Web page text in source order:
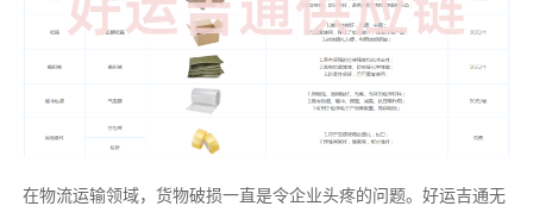
在物流运输领域，货物破损一直是令企业头疼的问题。好运吉通无